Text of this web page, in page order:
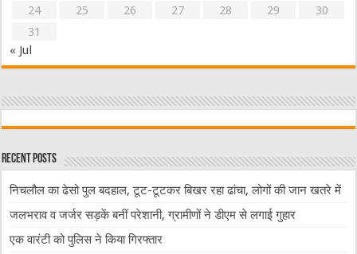
24
25 26 27 28 29
30
31
« Jul
Recent Posts
निचलौल का ढेसो पुल बदहाल, टूट-टूटकर बिखर रहा ढांचा, लोगों की जान खतरे में
जलभराव व जर्जर सड़कें बनीं परेशानी, ग्रामीणों ने डीएम से लगाई गुहार
एक वारंटी को पुलिस ने किया गिरफ्तार